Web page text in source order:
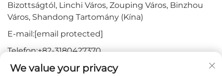
Bizottságtól, Linchi Város, Zouping Város, Binzhou
Város, Shandong Tartomány (Kína)
E-mail:[email protected]
Telefon:+82-3180427370
Telefon:+86-15564344404
We value your privacy